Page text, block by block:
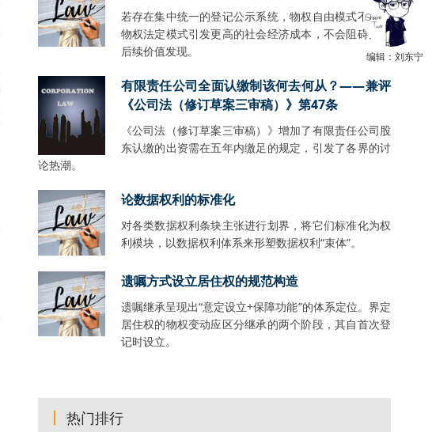
若存在集中统一的登记公示系统，物权自由模式不会比
物权法定模式引发更高的社会经济成本，不会阻碍财产
后续价值发现。
有限责任公司全面认缴制该何去何从？——兼评
《公司法（修订草案三审稿）》第47条
《公司法（修订草案三审稿）》增加了有限责任公司股
东认缴的出资需在五年内缴足的规定，引发了各界的讨
论热潮。
论数据权利的标准化
对各类数据权利条块主张进行划界，将它们标准化为权
利模块，以数据权利体系来形塑数据权利“束体”。
遗嘱方式设立居住权的规范构造
遗嘱继承呈现出“意定设立+保障功能”的体系定位。界定
居住权的物权变动应区分继承的两个阶段，其自首次登
记时设立。
热门排行
编辑：刘东宁